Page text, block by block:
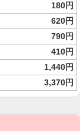
180円
620円
790円
410円
1,440円
3,370円